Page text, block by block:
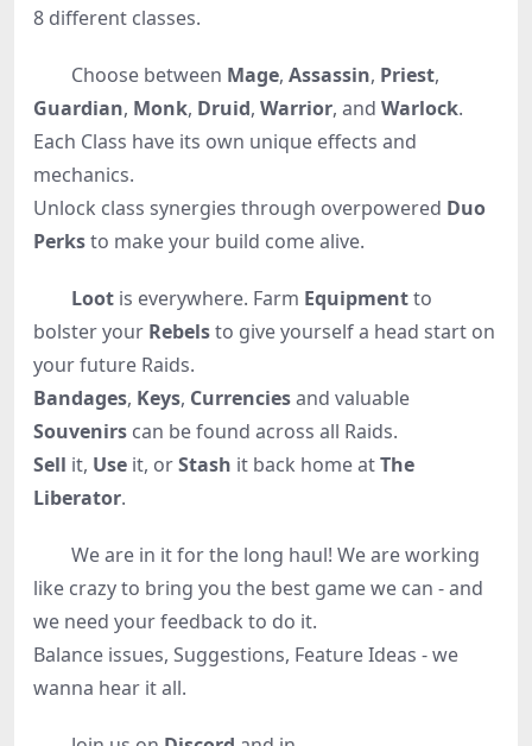
8 different classes.
Choose between Mage, Assassin, Priest,
Guardian, Monk, Druid, Warrior, and Warlock.
Each Class have its own unique effects and
mechanics.
Unlock class synergies through overpowered Duo
Perksto make your build come alive.
Loot is everywhere. Farm Equipmentto
bolster your Rebelsto give yourself a head start on
your future Raids.
Bandages, Keys, Currenciesand valuable
Souvenirs can be found across all Raids.
Sell it, Use it, orStash it back home atThe
Liberator.
We are in it for the long haul! We are working
like crazy to bring you the best game we can - and
we need your feedback to do it.
Balance issues, Suggestions, Feature Ideas - we
wanna hear it all.